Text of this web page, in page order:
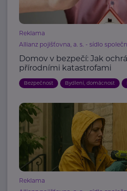
Reklama
Allianz pojišťovna, a. s. - sídlo
Domov v bezpečí: Jak
přírodními katastrofami
Bezpečnost Bydlení, domácnost
Reklama